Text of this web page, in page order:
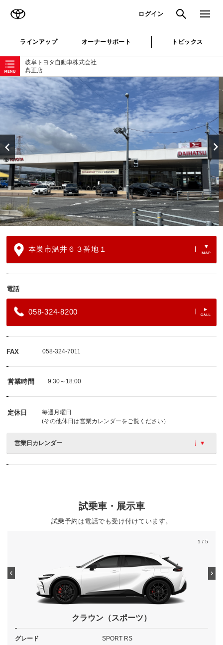
ログイン 検索 メニュ
ラインアップ オーナーサポート トピックス
岐阜トヨタ自動車株式会社
真正店
ローカルナビゲーション
本巣市温井６３番地１
電話
058-324-8200
FAX 058-324-7011
営業時間 9:30～18:00
定休日
毎週月曜日
(その他休日は営業カレンダーをご覧ください）
営業日カレンダー
試乗車・展示車
試乗予約は電話でも受け付けています。
1 / 5
クラウン（スポーツ）
グレード SPORT RS